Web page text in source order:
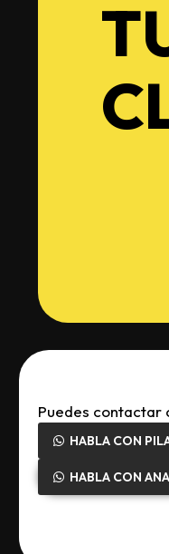
Puedes contactar
HABLA CON
HABLA CON